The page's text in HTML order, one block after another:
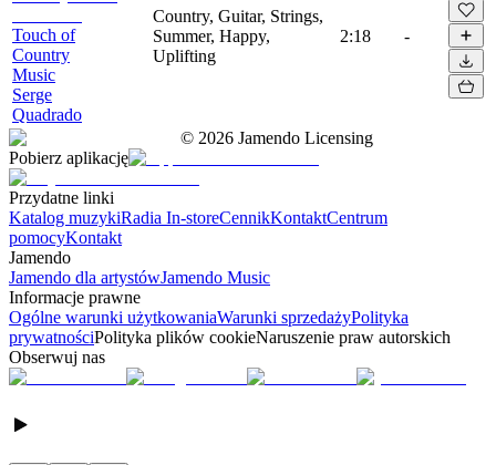
Touch of
Country
Music
Serge
Quadrado
Country, Guitar, Strings,
Summer, Happy,
Uplifting
2:18 -
© 2026 Jamendo Licensing
Pobierz aplikację
Przydatne linki
Katalog muzykiRadia In-storeCennikKontaktCentrum
pomocyKontakt
Jamendo
Jamendo dla artystówJamendo Music
Informacje prawne
Ogólne warunki użytkowaniaWarunki sprzedażyPolityka
prywatnościPolityka plików cookieNaruszenie praw autorskich
Obserwuj nas